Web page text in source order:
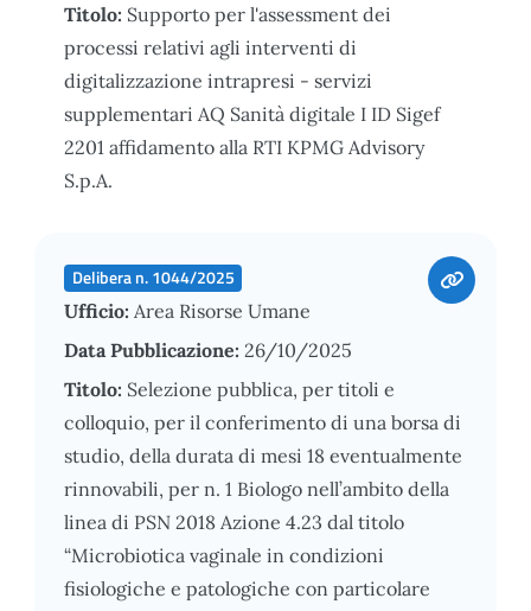
Titolo: Supporto per l'assessment dei
processi relativi agli interventi di
digitalizzazione intrapresi - servizi
supplementari AQ Sanità digitale I ID Sigef
2201 affidamento alla RTI KPMG Advisory
S.p.A.
Delibera n. 1044/2025
Ufficio: Area Risorse Umane
Data Pubblicazione: 26/10/2025
Titolo: Selezione pubblica, per titoli e
colloquio, per il conferimento di una borsa di
studio, della durata di mesi 18 eventualmente
rinnovabili, per n. 1 Biologo nell’ambito della
linea di PSN 2018 Azione 4.23 dal titolo
“Microbiotica vaginale in condizioni
fisiologiche e patologiche con particolare